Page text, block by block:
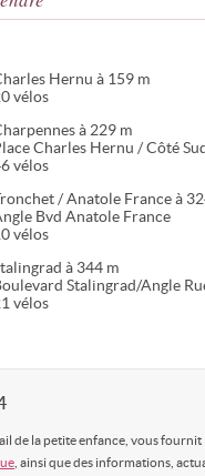
Hernu à 159 m
vélos
à 229 m
Charles Hernu / Côté Sud
vélos
/ Anatole France à
Bvd Anatole France
vélos
à 344 m
Stalingrad/Angle
vélos
de la petite enfance, vous fournit
, ainsi que des informations,